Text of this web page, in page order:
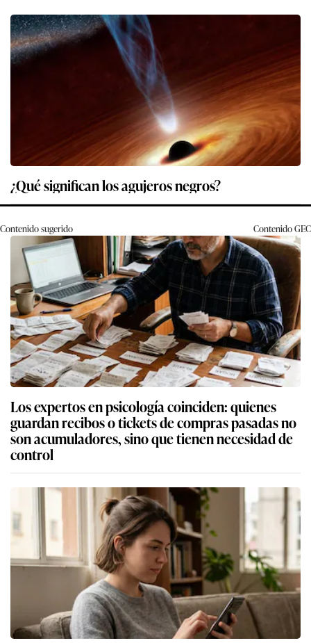
¿Qué significan los agujeros negros?
Contenido sugerido ContenidoGEC
Los expertos en psicología coinciden: quienes
guardan recibos o tickets de compras pasadas no
son acumuladores, sino que tienen necesidad de
control